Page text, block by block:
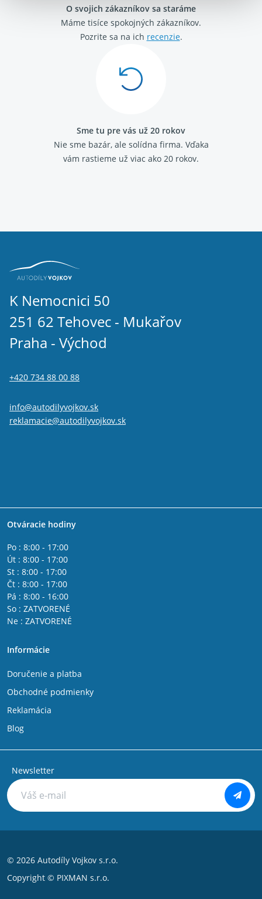
O svojich zákazníkov sa staráme
Máme tisíce spokojných zákazníkov.
Pozrite sa na ich recenzie.
Sme tu pre vás už 20 rokov
Nie sme bazár, ale solídna firma. Vďaka
vám rastieme už viac ako 20 rokov.
K Nemocnici 50
251 62 Tehovec - Mukařov
Praha - Východ
+420 734 88 00 88
info@autodilyvojkov.sk
reklamacie@autodilyvojkov.sk
Otváracie hodiny
Po : 8:00 - 17:00
Út : 8:00 - 17:00
St : 8:00 - 17:00
Čt : 8:00 - 17:00
Pá : 8:00 - 16:00
So : ZATVORENÉ
Ne : ZATVORENÉ
Informácie
Doručenie a platba
Obchodné podmienky
Reklamácia
Blog
Newsletter
© 2026 Autodíly Vojkov s.r.o.
Copyright © PIXMAN s.r.o.